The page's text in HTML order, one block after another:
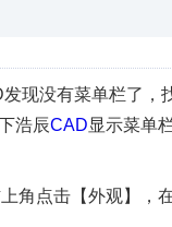
现没有菜单栏了，
浩辰CAD显示菜单
角点击【外观】，